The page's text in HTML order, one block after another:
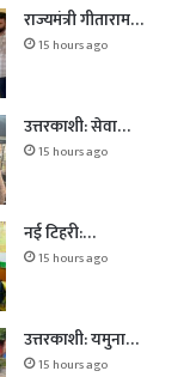
राज्यमंत्री गीताराम…
15 hours ago
उत्तरकाशी: सेवा…
15 hours ago
नई टिहरी:…
15 hours ago
उत्तरकाशी: यमुना…
15 hours ago